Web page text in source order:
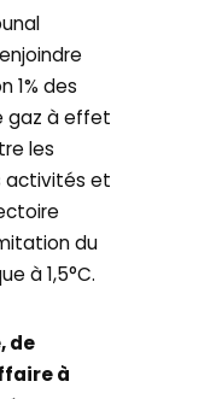
1% des
gaz à effet
les
activités et
du
à 1,5°C.
de
à